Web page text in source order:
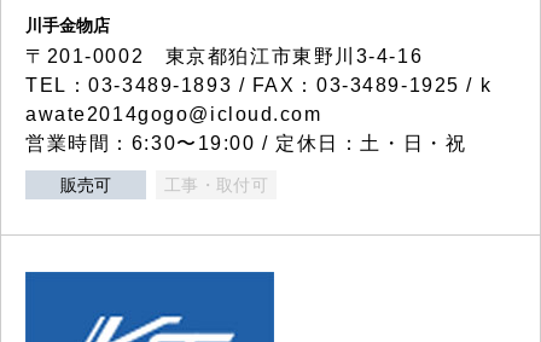
川手金物店
〒201-0002 東京都狛江市東野川3-4-16
TEL：03-3489-1893 / FAX：03-3489-1925 / k
awate2014gogo@icloud.com
営業時間：6:30〜19:00 / 定休日：土・日・祝
販売可 工事・取付可